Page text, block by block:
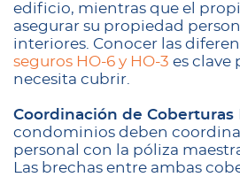
edificio, mientras que el
asegurar su propiedad
interiores. Conocer las
seguros HO-6 y HO-3 es clave
necesita cubrir.
Coordinación de Coberturas
condominios deben
personal con la póliza
Las brechas entre ambas